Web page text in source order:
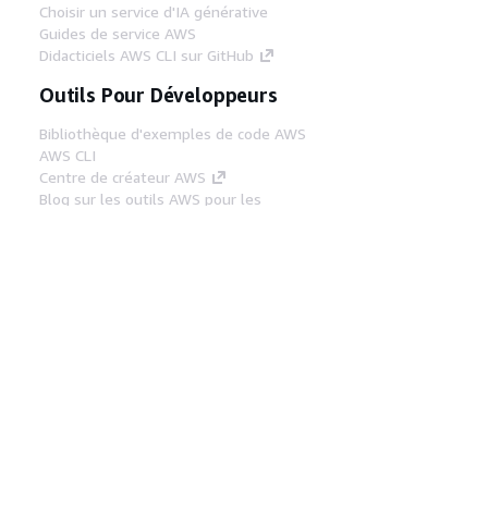
Choisir un service d'IA générative
Guides de service AWS
Didacticiels AWS CLI sur GitHub
Outils Pour Développeurs
Bibliothèque d'exemples de code AWS
AWS CLI
Centre de créateur AWS
Blog sur les outils AWS pour les